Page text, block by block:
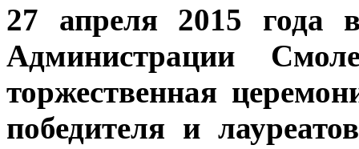
27 апреля 2015
Администрации
торжественная
победителя и